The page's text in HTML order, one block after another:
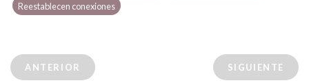
Reestablecen conexiones
ANTERIOR SIGUIENTE